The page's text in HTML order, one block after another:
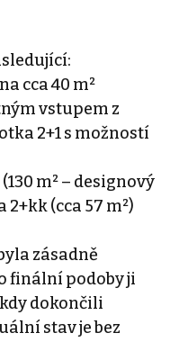
cca 40 m²
vstupem z
2+1 s možností
m² – designový
(cca 57 m²)
zásadně
finální podoby ji
dokončili
stav je bez